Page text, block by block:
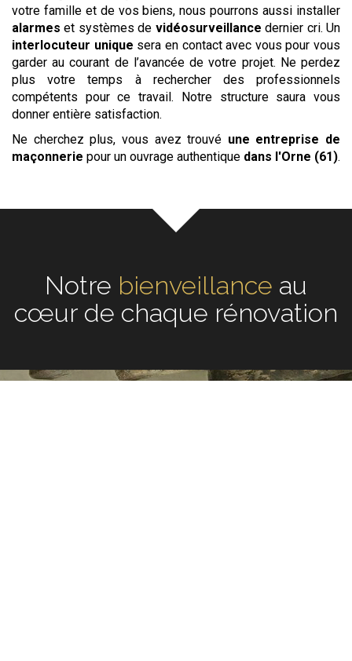
votre famille et de vos biens, nous pourrons aussi installer
alarmes et systèmes de vidéosurveillance dernier cri. Un
interlocuteur unique sera en contact avec vous pour vous
garder au courant de l’avancée de votre projet. Ne perdez
plus votre temps à rechercher des professionnels
compétents pour ce travail. Notre structure saura vous
donner entière satisfaction.
Ne cherchez plus, vous avez trouvé une entreprise de
maçonnerie pour un ouvrage authentique dans l'Orne (61).
Notreécouteau cœur de
chaque rénovation